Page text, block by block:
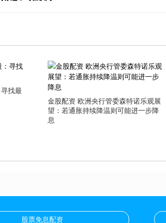
找最
金股配资 欧洲央行管委森特诺乐观展
望：若通胀持续降温则可能进一步降
息
股票免息配资